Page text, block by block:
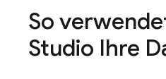
So
Studio Ihre